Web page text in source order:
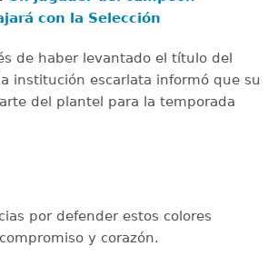
con la Selección
de haber levantado el título del
institución escarlata informó que su
del plantel para la temporada
por defender estos colores
y corazón.